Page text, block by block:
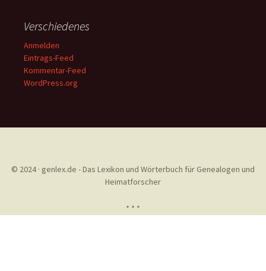
Verschiedenes
Anmelden
Eintrags-Feed
Kommentar-Feed
WordPress.org
© 2024 · genlex.de - Das Lexikon und Wörterbuch für Genealogen und
Heimatforscher
* * *